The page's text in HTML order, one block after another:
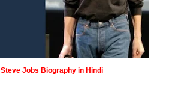
Steve Jobs Biography in Hindi